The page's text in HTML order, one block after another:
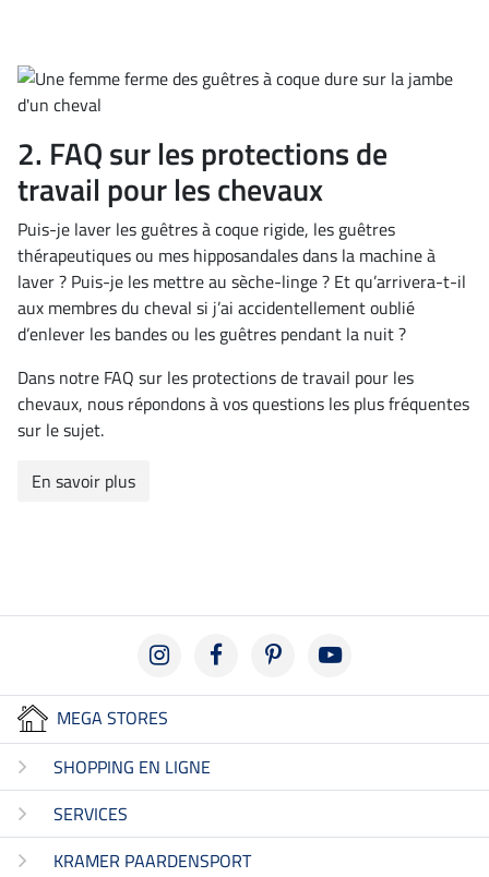
2. FAQ sur les protections de
travail pour les chevaux
Puis-je laver les guêtres à coque rigide, les guêtres
thérapeutiques ou mes hipposandales dans la machine à
laver ? Puis-je les mettre au sèche-linge ? Et qu’arrivera-t-il
aux membres du cheval si j’ai accidentellement oublié
d’enlever les bandes ou les guêtres pendant la nuit ?
Dans notre FAQ sur les protections de travail pour les
chevaux, nous répondons à vos questions les plus fréquentes
sur le sujet.
En savoir plus
MEGA STORES
SHOPPING EN LIGNE
SERVICES
KRAMER PAARDENSPORT